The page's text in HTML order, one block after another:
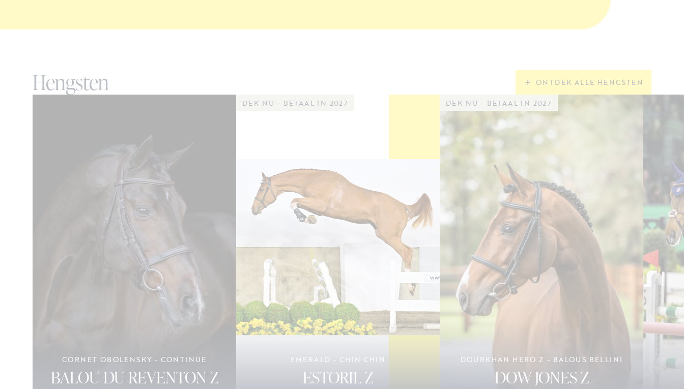
Hengsten ONTDEK ALLE HENGSTEN
CORNET OBOLENSKY - CONTINUE
BALOU DU REVENTON Z
DEK NU - BETAAL IN 2027
EMERALD - CHIN CHIN
ESTORIL Z
DEK NU - BETAAL IN 2027
DOURKHAN HERO Z - BALOUS BELLINI
DOW JONES Z